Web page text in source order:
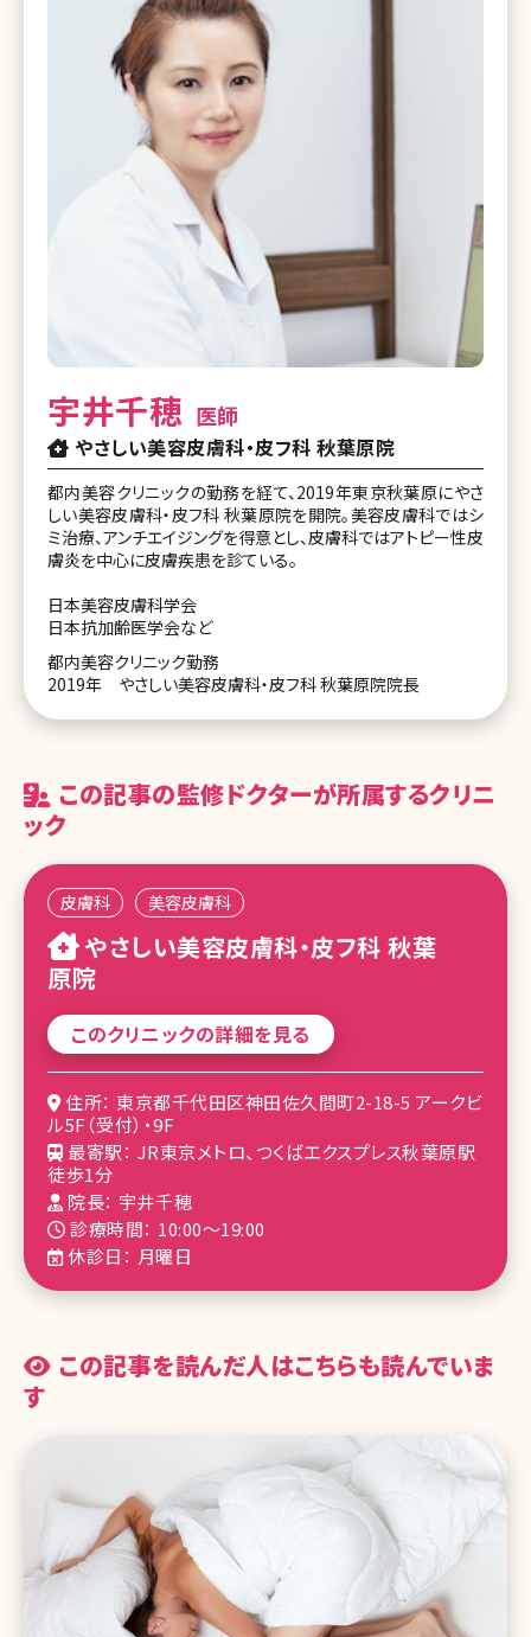
宇井千穂 医師
やさしい美容皮膚科・皮フ科 秋葉原院
都内美容クリニックの勤務を経て、2019年東京秋葉原にやさ
しい美容皮膚科・皮フ科 秋葉原院を開院。美容皮膚科ではシ
ミ治療、アンチエイジングを得意とし、皮膚科ではアトピー性皮
膚炎を中心に皮膚疾患を診ている。
日本美容皮膚科学会
日本抗加齢医学会など
都内美容クリニック勤務
2019年 やさしい美容皮膚科・皮フ科 秋葉原院院長
この記事の監修ドクターが所属するクリニ
ック
やさしい美容皮膚科・皮フ科 秋葉
原院
皮膚科 美容皮膚科
このクリニックの詳細を見る
住所： 東京都千代田区神田佐久間町2-18-5 アークビ
ル5F（受付）・9F
最寄駅： JR東京メトロ、つくばエクスプレス秋葉原駅
徒歩1分
院長： 宇井千穂
診療時間： 10:00～19:00
休診日： 月曜日
この記事を読んだ人はこちらも読んでいま
す